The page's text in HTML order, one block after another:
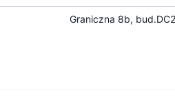
Graniczna 8b,